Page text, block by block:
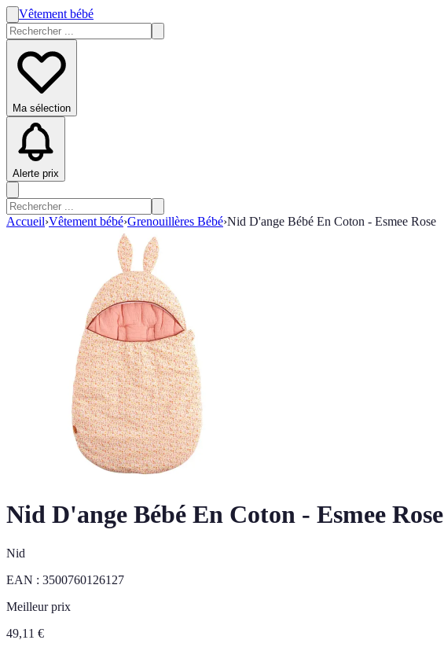
Vêtement bébé
Ma sélection
Alerte prix
Accueil›Vêtement bébé›Grenouillères Bébé›Nid D'ange Bébé En Coton - Esmee Rose
Nid D'ange Bébé En Coton - Esmee Rose
Nid
EAN : 3500760126127
Meilleur prix
49,11 €